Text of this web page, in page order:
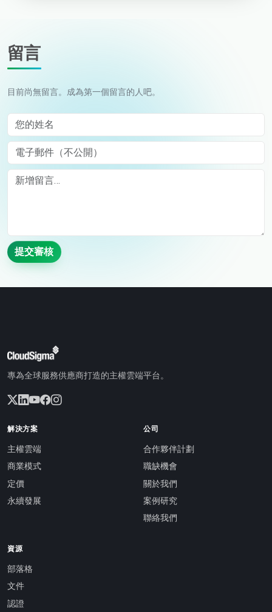
留言
目前尚無留言。成為第一個留言的人吧。
您的姓名
電子郵件（不公開）
Comment
提交審核
專為全球服務供應商打造的主權雲端平台。
解決方案
主權雲端
商業模式
定價
永續發展
公司
合作夥伴計劃
職缺機會
關於我們
案例研究
聯絡我們
資源
部落格
文件
認證